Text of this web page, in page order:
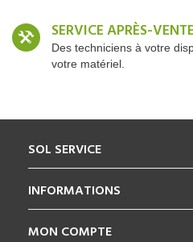
SERVICE APRÈS-VENTE
Des techniciens à votre
votre matériel.
INFORMATIONS
MON COMPTE
SOL SERVICE